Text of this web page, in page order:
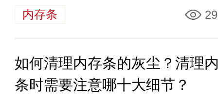
不同？
内存条
如何清理内存条的灰尘？清理
条时需要注意哪十大细节？